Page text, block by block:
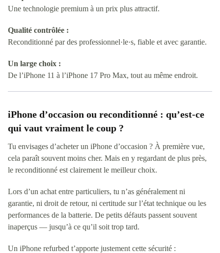
Une technologie premium à un prix plus attractif.
Qualité contrôlée :
Reconditionné par des professionnel·le·s, fiable et avec garantie.
Un large choix :
De l’iPhone 11 à l’iPhone 17 Pro Max, tout au même endroit.
iPhone d’occasion ou reconditionné : qu’est-ce
qui vaut vraiment le coup ?
Tu envisages d’acheter un iPhone d’occasion ? À première vue,
cela paraît souvent moins cher. Mais en y regardant de plus près,
le reconditionné est clairement le meilleur choix.
Lors d’un achat entre particuliers, tu n’as généralement ni
garantie, ni droit de retour, ni certitude sur l’état technique ou les
performances de la batterie. De petits défauts passent souvent
inaperçus — jusqu’à ce qu’il soit trop tard.
Un iPhone refurbed t’apporte justement cette sécurité :